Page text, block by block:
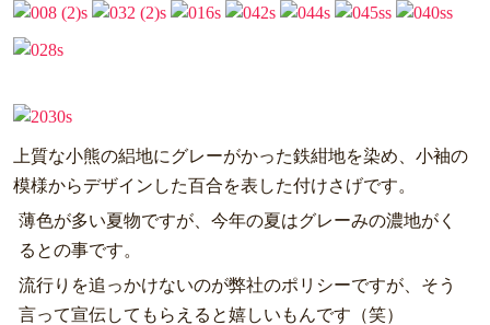
上質な小熊の絽地にグレーがかった鉄紺地を染め、小袖の
模様からデザインした百合を表した付けさげです。
薄色が多い夏物ですが、今年の夏はグレーみの濃地がく
るとの事です。
流行りを追っかけないのが弊社のポリシーですが、そう
言って宣伝してもらえると嬉しいもんです（笑）